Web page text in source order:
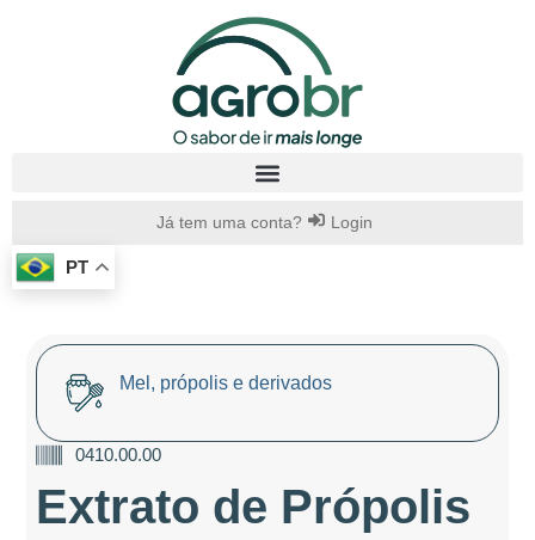
Já tem uma conta? Login
PT
Mel, própolis e derivados
0410.00.00
Extrato de Própolis